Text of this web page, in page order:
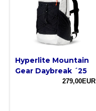
Hyperlite Mountain
Gear Daybreak ´25
279,00EUR